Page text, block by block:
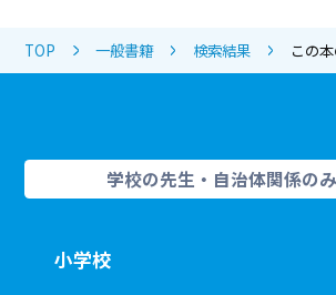
TOP 一般書籍 検索結果 この
学校の先生・自治体関係の
小学校